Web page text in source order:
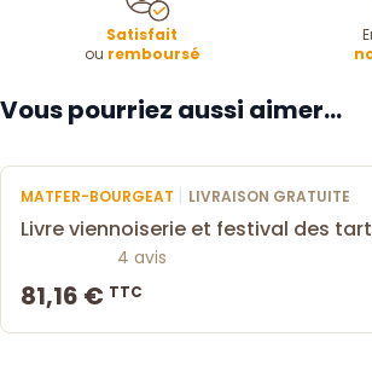
Satisfait
ou remboursé
Vous pourriez aussi aimer...
MATFER-BOURGEAT | LIVRAISON GRATUITE
Livre viennoiserie et festival des
4 avis
81,16 € TTC